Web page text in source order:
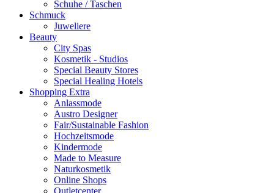
Schuhe / Taschen
Schmuck
Juweliere
Beauty
City Spas
Kosmetik - Studios
Special Beauty Stores
Special Healing Hotels
Shopping Extra
Anlassmode
Austro Designer
Fair/Sustainable Fashion
Hochzeitsmode
Kindermode
Made to Measure
Naturkosmetik
Online Shops